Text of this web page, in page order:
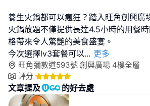
養生火鍋都可以瘋狂？踏入旺角創興廣
火鍋放題不僅提供長達4.5小時的用餐
格帶來令人驚艷的美食盛宴。
今次選擇lv3套餐可以... 更多
旺角彌敦道593號 創興廣場 4樓全層
評分
文章提及 的好去處